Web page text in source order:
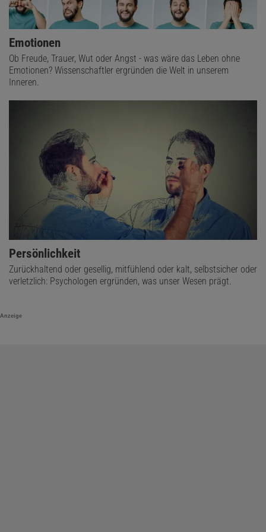
Emotionen
Ob Freude, Trauer, Wut oder Angst - was wäre das Leben ohne
Emotionen? Wissenschaftler ergründen die Welt in unserem
Inneren.
Persönlichkeit
Zurückhaltend oder gesellig, mitfühlend oder kalt, selbstsicher oder
verletzlich: Psychologen ergründen, was unser Wesen prägt.
Anzeige